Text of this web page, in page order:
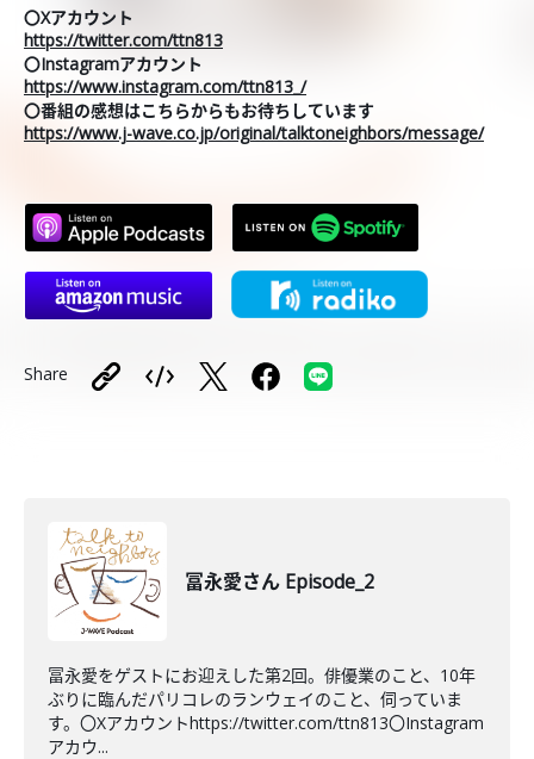
〇Xアカウント
https://twitter.com/ttn813
〇Instagramアカウント
https://www.instagram.com/ttn813_/
〇番組の感想はこちらからもお待ちしています
https://www.j-wave.co.jp/original/talktoneighbors/message/
Share
冨永愛さん Episode_2
冨永愛をゲストにお迎えした第2回。俳優業のこと、10年
ぶりに臨んだパリコレのランウェイのこと、伺っていま
す。〇Xアカウントhttps://twitter.com/ttn813〇Instagram
アカウ...